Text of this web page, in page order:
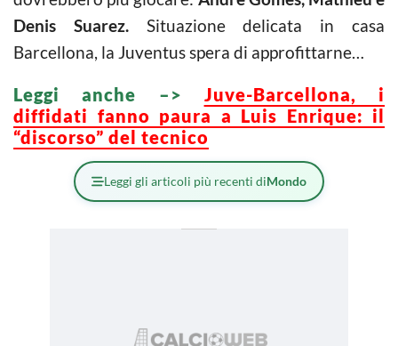
Denis Suarez. Situazione delicata in casa
Barcellona, la Juventus spera di approfittarne…
Leggi anche –>
Juve-Barcellona, i
diffidati fanno paura a Luis Enrique: il
“discorso” del tecnico
Leggi gli articoli più recenti diMondo